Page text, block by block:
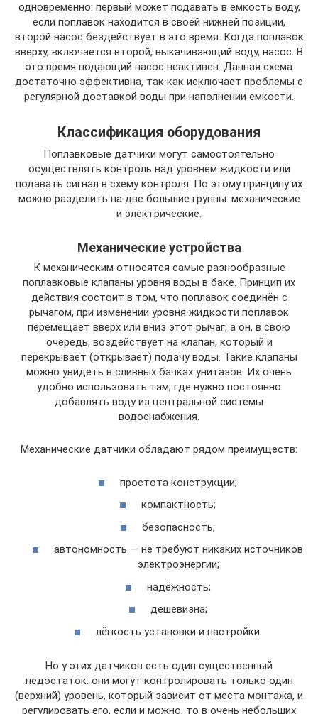
одновременно: первый может подавать в емкость воду,
если поплавок находится в своей нижней позиции,
второй насос бездействует в это время. Когда поплавок
вверху, включается второй, выкачивающий воду, насос. В
это время подающий насос неактивен. Данная схема
достаточно эффективна, так как исключает проблемы с
регулярной доставкой воды при наполнении емкости.
Классификация оборудования
Поплавковые датчики могут самостоятельно
осуществлять контроль над уровнем жидкости или
подавать сигнал в схему контроля. По этому принципу их
можно разделить на две большие группы: механические
и электрические.
Механические устройства
К механическим относятся самые разнообразные
поплавковые клапаны уровня воды в баке. Принцип их
действия состоит в том, что поплавок соединён с
рычагом, при изменении уровня жидкости поплавок
перемещает вверх или вниз этот рычаг, а он, в свою
очередь, воздействует на клапан, который и
перекрывает (открывает) подачу воды. Такие клапаны
можно увидеть в сливных бачках унитазов. Их очень
удобно использовать там, где нужно постоянно
добавлять воду из центральной системы
водоснабжения.
Механические датчики обладают рядом преимуществ:
простота конструкции;
компактность;
безопасность;
автономность — не требуют никаких источников
электроэнергии;
надёжность;
дешевизна;
лёгкость установки и настройки.
Но у этих датчиков есть один существенный
недостаток: они могут контролировать только один
(верхний) уровень, который зависит от места монтажа, и
регулировать его, если и можно, то в очень небольших